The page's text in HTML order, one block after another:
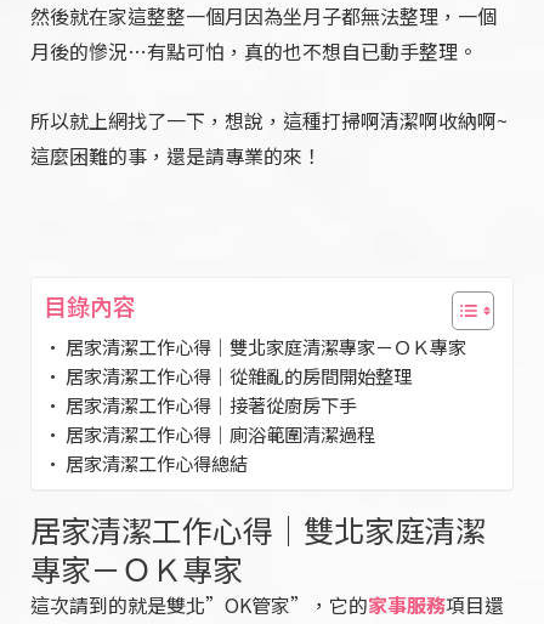
然後就在家這整整一個月因為坐月子都無法整理，一個
月後的慘況…有點可怕，真的也不想自已動手整理。
所以就上網找了一下，想說，這種打掃啊清潔啊收納啊~
這麼困難的事，還是請專業的來！
目錄內容
居家清潔工作心得｜雙北家庭清潔專家－ＯＫ專家
居家清潔工作心得｜從雜亂的房間開始整理
居家清潔工作心得｜接著從廚房下手
居家清潔工作心得｜廁浴範圍清潔過程
居家清潔工作心得總結
居家清潔工作心得｜雙北家庭清潔
專家－ＯＫ專家
這次請到的就是雙北”OK管家”，它的家事服務項目還